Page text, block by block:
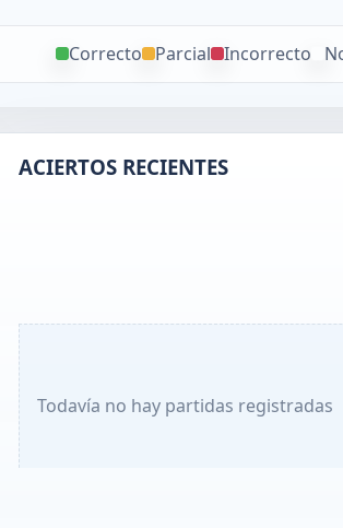
Correcto Parcial Incorrecto
ACIERTOS RECIENTES
Todavía no hay partidas registradas